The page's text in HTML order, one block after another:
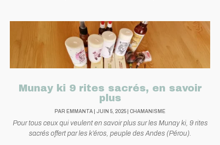
Munay ki 9 rites sacrés, en savoir
plus
PAR EMMANTA JUIN 5, 2025 CHAMANISME
Pour tous ceux qui veulent en savoir plus sur les Munay ki, 9 rites
sacrés offert par les k’éros, peuple des Andes (Pérou).